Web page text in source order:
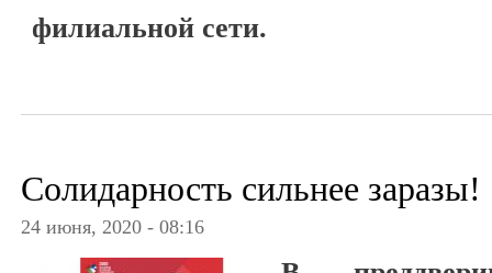
филиальной сети.
Солидарность сильнее заразы!
24 июня, 2020 - 08:16